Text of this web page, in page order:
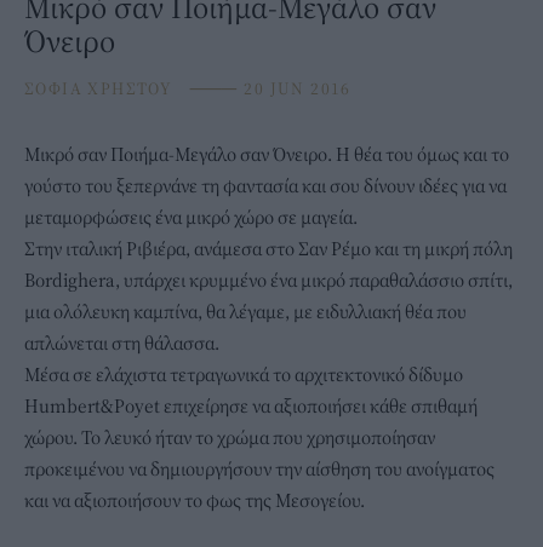
Όνειρο
ΣΟΦΙΑ ΧΡΗΣΤΟΥ ⸻ 20 JUN 2016
Μικρό σαν Ποιήμα-Μεγάλο σαν Όνειρο. Η θέα του όμως και το
γούστο του ξεπερνάνε τη φαντασία και σου δίνουν ιδέες για να
μεταμορφώσεις ένα μικρό χώρο σε μαγεία.
Στην ιταλική Ριβιέρα, ανάμεσα στο Σαν Ρέμο και τη μικρή πόλη
Bordighera, υπάρχει κρυμμένο ένα μικρό παραθαλάσσιο σπίτι,
μια ολόλευκη καμπίνα, θα λέγαμε, με ειδυλλιακή θέα που
απλώνεται στη θάλασσα.
Μέσα σε ελάχιστα τετραγωνικά το αρχιτεκτονικό δίδυμο
Humbert&Poyet επιχείρησε να αξιοποιήσει κάθε σπιθαμή
χώρου. Το λευκό ήταν το χρώμα που χρησιμοποίησαν
προκειμένου να δημιουργήσουν την αίσθηση του ανοίγματος
και να αξιοποιήσουν το φως της Μεσογείου.